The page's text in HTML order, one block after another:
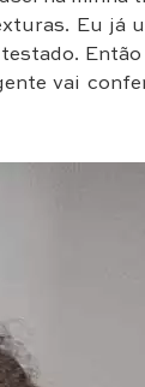
Eu já
vai